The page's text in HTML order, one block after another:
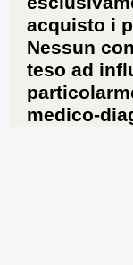
acquisto i
Nessun
teso ad
medico-